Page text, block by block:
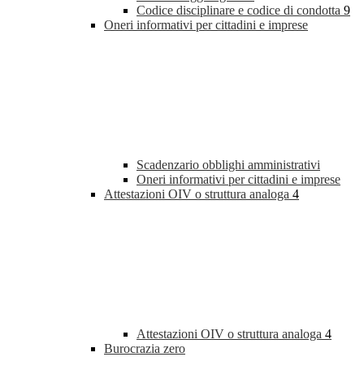
Codice disciplinare e codice di condotta 9
Oneri informativi per cittadini e imprese
Scadenzario obblighi amministrativi
Oneri informativi per cittadini e imprese
Attestazioni OIV o struttura analoga 4
Attestazioni OIV o struttura analoga 4
Burocrazia zero